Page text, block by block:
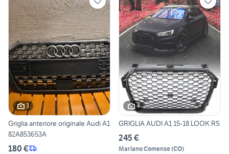
3
Griglia anteriore originale Audi A1
82A853653A
180 €
4
GRIGLIA AUDI A1 15-18 LOOK RS
245 €
Mariano Comense(CO)